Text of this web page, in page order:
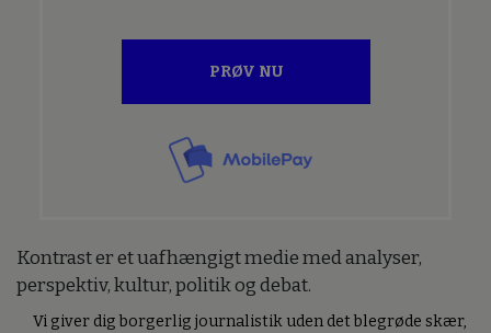
PRØV NU
Kontrast er et uafhængigt medie med analyser,
perspektiv, kultur, politik og debat.
Vi giver dig borgerlig journalistik uden det blegrøde skær,